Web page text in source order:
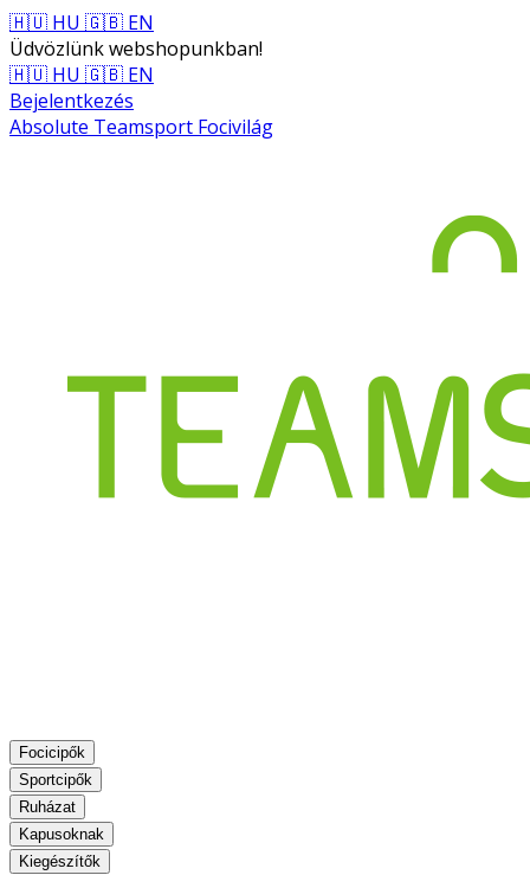
🇭🇺 HU 🇬🇧 EN
Üdvözlünk webshopunkban!
🇭🇺 HU 🇬🇧 EN
Bejelentkezés
Absolute Teamsport Focivilág
Focicipők
Sportcipők
Ruházat
Kapusoknak
Kiegészítők